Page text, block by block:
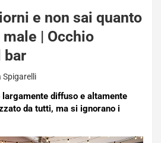
e non sai quanto
| Occhio
bar
Spigarelli
largamente diffuso e altamente
da tutti, ma si ignorano i